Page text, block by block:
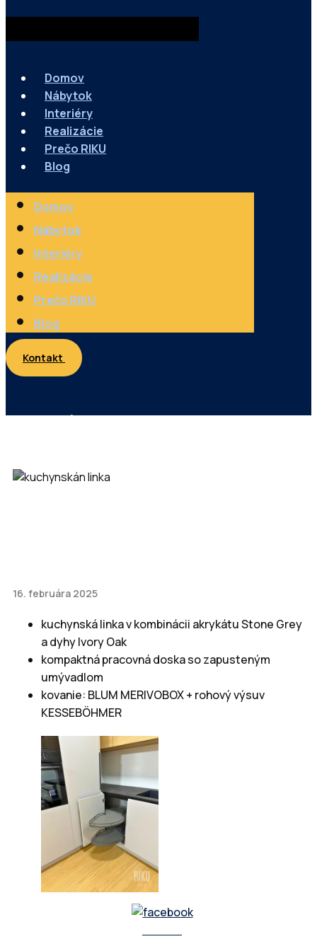
Domov
Nábytok
Interiéry
Realizácie
Prečo RIKU
Blog
Domov
Nábytok
Interiéry
Realizácie
Prečo RIKU
Blog
Kontakt
Kuchynská linka Stone Grey
16. februára 2025
kuchynská linka v kombinácii akrykátu Stone Grey
a dyhy Ivory Oak
kompaktná pracovná doska so zapusteným
umývadlom
kovanie: BLUM MERIVOBOX + rohový výsuv
KESSEBÖHMER